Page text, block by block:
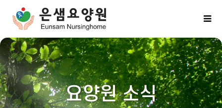
요양원 소식